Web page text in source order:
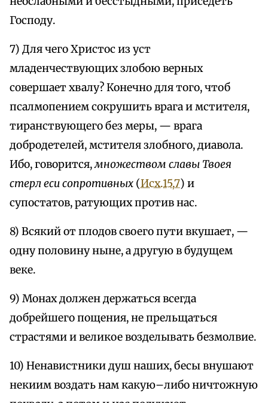
Господу.
7) Для чего Христос из уст
младенчествующих злобою верных
совершает хвалу? Конечно для того, чтоб
псалмопением сокрушить врага и мстителя,
тиранствующего без меры, — врага
добродетелей, мстителя злобного, диавола.
Ибо, говорится,множеством славы Твоея
стерл еси сопротивных (Исх.15,7) и
супостатов, ратующих против нас.
8) Всякий от плодов своего пути вкушает, —
одну половину ныне, а другую в будущем
веке.
9) Монах должен держаться всегда
добрейшего пощения, не прельщаться
страстями и великое возделывать безмолвие.
10) Ненавистники душ наших, бесы внушают
некиим воздать нам какую–либо ничтожную